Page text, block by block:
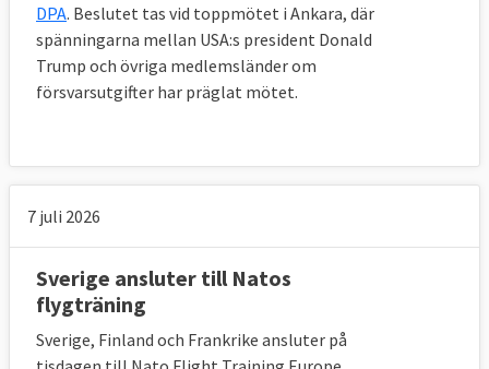
DPA. Beslutet tas vid toppmötet i Ankara, där
spänningarna mellan USA:s president Donald
Trump och övriga medlemsländer om
försvarsutgifter har präglat mötet.
7 juli 2026
Sverige ansluter till Natos
flygträning
Sverige, Finland och Frankrike ansluter på